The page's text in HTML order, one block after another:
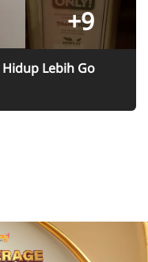
+9
Lebih Go